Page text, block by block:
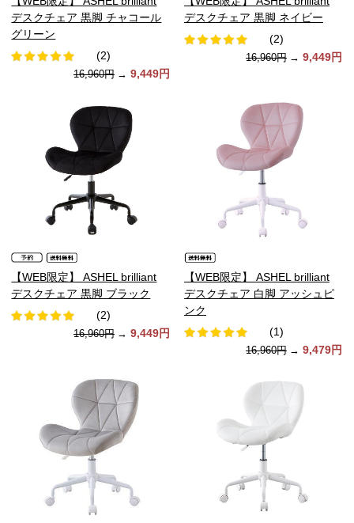
デスクチェア 黒脚 チャコール
グリーン
(2)
16,960円 → 9,449円
デスクチェア 黒脚 ネイビー
(2)
16,960円 → 9,449円
【WEB限定】 ASHEL brilliant
デスクチェア 黒脚 ブラック
(2)
16,960円 → 9,449円
【WEB限定】 ASHEL brilliant
デスクチェア 白脚 アッシュピ
ンク
(1)
16,960円 → 9,479円